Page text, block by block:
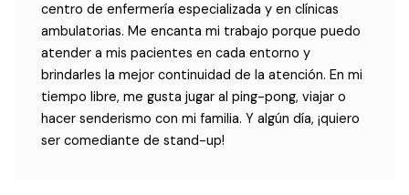
centro de enfermería especializada y en clínicas
ambulatorias. Me encanta mi trabajo porque puedo
atender a mis pacientes en cada entorno y
brindarles la mejor continuidad de la atención. En mi
tiempo libre, me gusta jugar al ping-pong, viajar o
hacer senderismo con mi familia. Y algún día, ¡quiero
ser comediante de stand-up!